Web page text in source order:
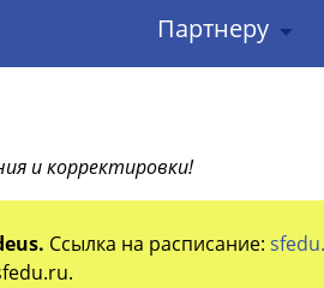
Партнеру
и корректировки!
Ссылка на расписание: